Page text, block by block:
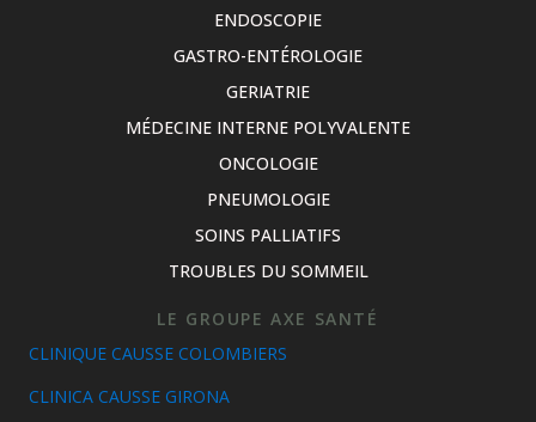
ENDOSCOPIE
GASTRO-ENTÉROLOGIE
GERIATRIE
MÉDECINE INTERNE POLYVALENTE
ONCOLOGIE
PNEUMOLOGIE
SOINS PALLIATIFS
TROUBLES DU SOMMEIL
LE GROUPE AXE SANTÉ
CLINIQUE CAUSSE COLOMBIERS
CLINICA CAUSSE GIRONA